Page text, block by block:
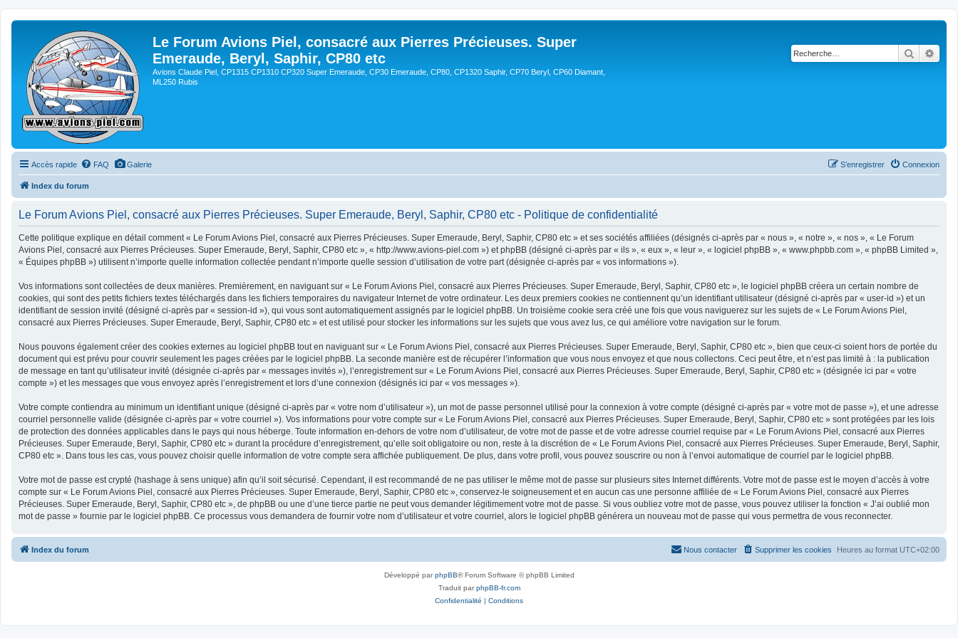
Le Forum Avions Piel, consacré aux Pierres Précieuses. Super
Emeraude, Beryl, Saphir, CP80 etc
Avions Claude Piel, CP1315 CP1310 CP320 Super Emeraude, CP30 Emeraude, CP80, CP1320 Saphir, CP70 Beryl, CP60 Diamant,
ML250 Rubis
Accès rapide FAQ Galerie Connexion
S’enregistrer
Index du forum
Le Forum Avions Piel, consacré aux Pierres Précieuses. Super Emeraude, Beryl, Saphir, CP80 etc - Politique de confidentialité
Cette politique explique en détail comment « Le Forum Avions Piel, consacré aux Pierres Précieuses. Super Emeraude, Beryl, Saphir, CP80 etc » et ses sociétés affiliées (désignés ci-après par « nous », « notre », « nos », « Le Forum
Avions Piel, consacré aux Pierres Précieuses. Super Emeraude, Beryl, Saphir, CP80 etc », « http://www.avions-piel.com ») et phpBB (désigné ci-après par « ils », « eux », « leur », « logiciel phpBB », « www.phpbb.com », « phpBB Limited »,
« Équipes phpBB ») utilisent n’importe quelle information collectée pendant n’importe quelle session d’utilisation de votre part (désignée ci-après par « vos informations »).
Vos informations sont collectées de deux manières. Premièrement, en naviguant sur « Le Forum Avions Piel, consacré aux Pierres Précieuses. Super Emeraude, Beryl, Saphir, CP80 etc », le logiciel phpBB créera un certain nombre de
cookies, qui sont des petits fichiers textes téléchargés dans les fichiers temporaires du navigateur Internet de votre ordinateur. Les deux premiers cookies ne contiennent qu’un identifiant utilisateur (désigné ci-après par « user-id ») et un
identifiant de session invité (désigné ci-après par « session-id »), qui vous sont automatiquement assignés par le logiciel phpBB. Un troisième cookie sera créé une fois que vous naviguerez sur les sujets de « Le Forum Avions Piel,
consacré aux Pierres Précieuses. Super Emeraude, Beryl, Saphir, CP80 etc » et est utilisé pour stocker les informations sur les sujets que vous avez lus, ce qui améliore votre navigation sur le forum.
Nous pouvons également créer des cookies externes au logiciel phpBB tout en naviguant sur « Le Forum Avions Piel, consacré aux Pierres Précieuses. Super Emeraude, Beryl, Saphir, CP80 etc », bien que ceux-ci soient hors de portée du
document qui est prévu pour couvrir seulement les pages créées par le logiciel phpBB. La seconde manière est de récupérer l’information que vous nous envoyez et que nous collectons. Ceci peut être, et n’est pas limité à : la publication
de message en tant qu’utilisateur invité (désignée ci-après par « messages invités »), l’enregistrement sur « Le Forum Avions Piel, consacré aux Pierres Précieuses. Super Emeraude, Beryl, Saphir, CP80 etc » (désignée ici par « votre
compte ») et les messages que vous envoyez après l’enregistrement et lors d’une connexion (désignés ici par « vos messages »).
Votre compte contiendra au minimum un identifiant unique (désigné ci-après par « votre nom d’utilisateur »), un mot de passe personnel utilisé pour la connexion à votre compte (désigné ci-après par « votre mot de passe »), et une adresse
courriel personnelle valide (désignée ci-après par « votre courriel »). Vos informations pour votre compte sur « Le Forum Avions Piel, consacré aux Pierres Précieuses. Super Emeraude, Beryl, Saphir, CP80 etc » sont protégées par les lois
de protection des données applicables dans le pays qui nous héberge. Toute information en-dehors de votre nom d’utilisateur, de votre mot de passe et de votre adresse courriel requise par « Le Forum Avions Piel, consacré aux Pierres
Précieuses. Super Emeraude, Beryl, Saphir, CP80 etc » durant la procédure d’enregistrement, qu’elle soit obligatoire ou non, reste à la discrétion de « Le Forum Avions Piel, consacré aux Pierres Précieuses. Super Emeraude, Beryl, Saphir,
CP80 etc ». Dans tous les cas, vous pouvez choisir quelle information de votre compte sera affichée publiquement. De plus, dans votre profil, vous pouvez souscrire ou non à l’envoi automatique de courriel par le logiciel phpBB.
Votre mot de passe est crypté (hashage à sens unique) afin qu’il soit sécurisé. Cependant, il est recommandé de ne pas utiliser le même mot de passe sur plusieurs sites Internet différents. Votre mot de passe est le moyen d’accès à votre
compte sur « Le Forum Avions Piel, consacré aux Pierres Précieuses. Super Emeraude, Beryl, Saphir, CP80 etc », conservez-le soigneusement et en aucun cas une personne affiliée de « Le Forum Avions Piel, consacré aux Pierres
Précieuses. Super Emeraude, Beryl, Saphir, CP80 etc », de phpBB ou une d’une tierce partie ne peut vous demander légitimement votre mot de passe. Si vous oubliez votre mot de passe, vous pouvez utiliser la fonction « J’ai oublié mon
mot de passe » fournie par le logiciel phpBB. Ce processus vous demandera de fournir votre nom d’utilisateur et votre courriel, alors le logiciel phpBB générera un nouveau mot de passe qui vous permettra de vous reconnecter.
Index du forum Heures au format UTC+02:00
Supprimer les cookies
Nous contacter
Développé parphpBB® Forum Software © phpBB Limited
Traduit parphpBB-fr.com
Confidentialité | Conditions